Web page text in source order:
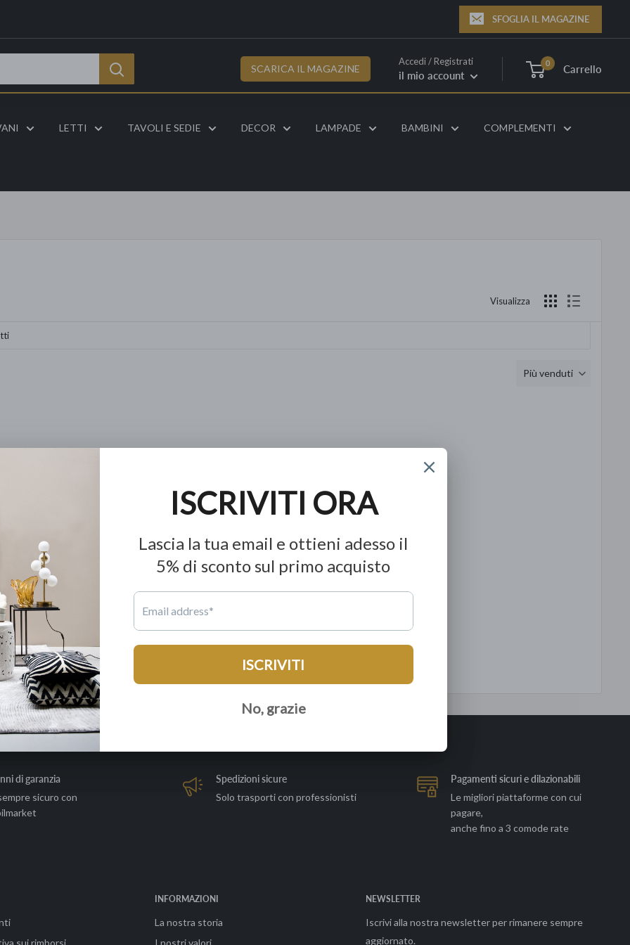
SFOGLIA IL MAGAZINE
SCARICA IL MAGAZINE
Accedi / Registrati
il mio account
0 Carrello
LETTI TAVOLI E SEDIE DECOR LAMPADE BAMBINI COMPLEMENTI
Visualizza
products in this collection.
Più venduti
di garanzia
sicuro con
Spedizioni sicure
Solo trasporti con professionisti
Pagamenti sicuri e dilazionabili
Le migliori piattaforme con cui
pagare,
anche fino a 3 comode rate
INFORMAZIONI
La nostra storia
NEWSLETTER
Iscrivi alla nostra newsletter per rimanere sempre
aggiornato.